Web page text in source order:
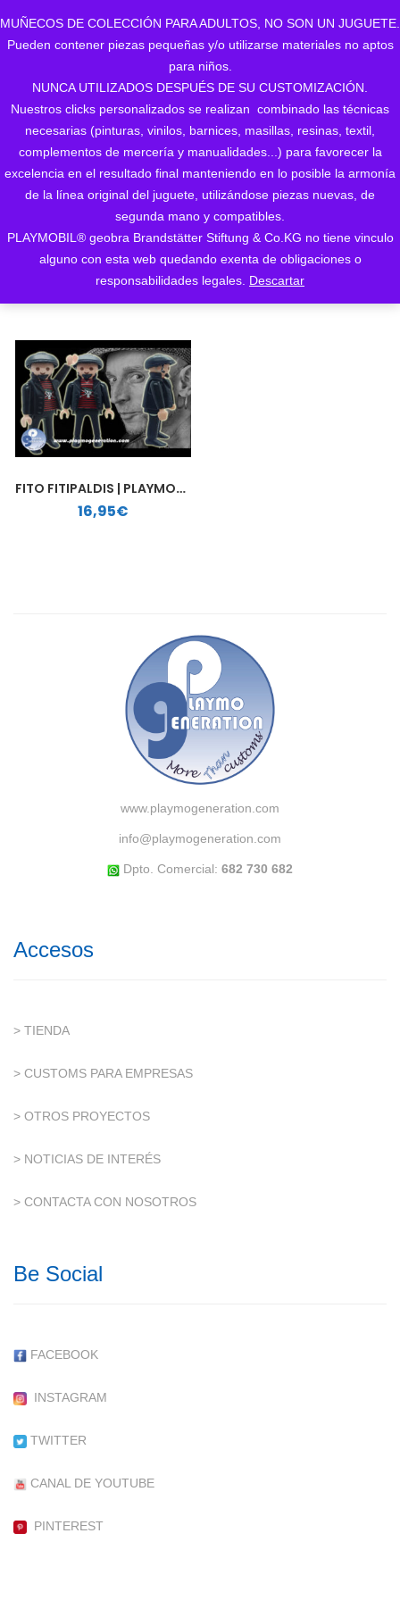
MUÑECOS DE COLECCIÓN PARA ADULTOS, NO SON UN JUGUETE.
Pueden contener piezas pequeñas y/o utilizarse materiales no aptos
para niños.
NUNCA UTILIZADOS DESPUÉS DE SU CUSTOMIZACIÓN.
Nuestros clicks personalizados se realizan combinado las técnicas
necesarias (pinturas, vinilos, barnices, masillas, resinas, textil,
complementos de mercería y manualidades...) para favorecer la
excelencia en el resultado final manteniendo en lo posible la armonía
de la línea original del juguete, utilizándose piezas nuevas, de
segunda mano y compatibles.
PLAYMOBIL® geobra Brandstätter Stiftung & Co.KG no tiene vinculo
alguno con esta web quedando exenta de obligaciones o
responsabilidades legales. Descartar
Mostrando el único resultado
ORDENAR POR LOS
ÚLTIMOS
FITO FITIPALDIS | PLAYMOBIL PERSONALIZADO
16,95€
www.playmogeneration.com
info@playmogeneration.com
Dpto. Comercial: 682 730 682
Accesos
> TIENDA
> CUSTOMS PARA EMPRESAS
> OTROS PROYECTOS
> NOTICIAS DE INTERÉS
> CONTACTA CON NOSOTROS
Be Social
FACEBOOK
INSTAGRAM
TWITTER
CANAL DE YOUTUBE
PINTEREST